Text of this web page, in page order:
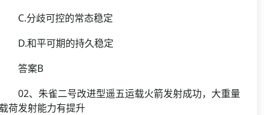
分歧可控的常态稳定
和平可期的持久稳定
案B
、朱雀二号改进型遥五运载火箭发射成功，大重量
荷发射能力有提升